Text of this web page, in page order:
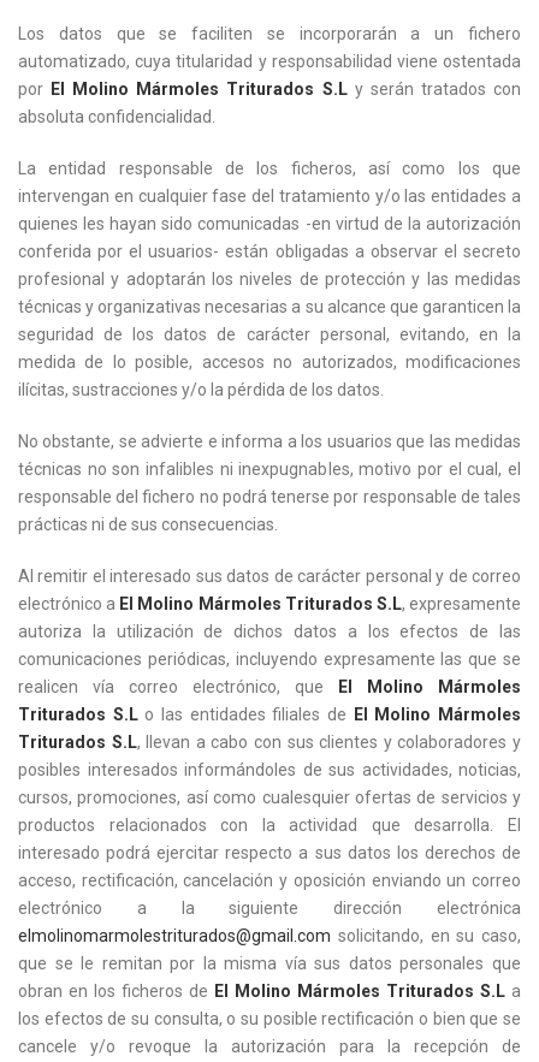
Los datos que se faciliten se incorporarán a un fichero
automatizado, cuya titularidad y responsabilidad viene ostentada
por El Molino Mármoles Triturados S.L y serán tratados con
absoluta confidencialidad.
La entidad responsable de los ficheros, así como los que
intervengan en cualquier fase del tratamiento y/o las entidades a
quienes les hayan sido comunicadas -en virtud de la autorización
conferida por el usuarios- están obligadas a observar el secreto
profesional y adoptarán los niveles de protección y las medidas
técnicas y organizativas necesarias a su alcance que garanticen la
seguridad de los datos de carácter personal, evitando, en la
medida de lo posible, accesos no autorizados, modificaciones
ilícitas, sustracciones y/o la pérdida de los datos.
No obstante, se advierte e informa a los usuarios que las medidas
técnicas no son infalibles ni inexpugnables, motivo por el cual, el
responsable del fichero no podrá tenerse por responsable de tales
prácticas ni de sus consecuencias.
Al remitir el interesado sus datos de carácter personal y de correo
electrónico a El Molino Mármoles Triturados S.L, expresamente
autoriza la utilización de dichos datos a los efectos de las
comunicaciones periódicas, incluyendo expresamente las que se
realicen vía correo electrónico, que
El Molino Mármoles
Triturados S.L o las entidades filiales de
El Molino Mármoles
Triturados S.L, llevan a cabo con sus clientes y colaboradores y
posibles interesados informándoles de sus actividades, noticias,
cursos, promociones, así como cualesquier ofertas de servicios y
productos relacionados con la actividad que desarrolla. El
interesado podrá ejercitar respecto a sus datos los derechos de
acceso, rectificación, cancelación y oposición enviando un correo
electrónico a la siguiente dirección electrónica
elmolinomarmolestriturados@gmail.com solicitando, en su caso,
que se le remitan por la misma vía sus datos personales que
obran en los ficheros de El Molino Mármoles Triturados S.L a
los efectos de su consulta, o su posible rectificación o bien que se
cancele y/o revoque la autorización para la recepción de